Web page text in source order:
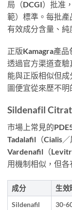
局（DCGI）批准
範）標準。每批
有效成分含量、純
正版Kamagra產
透過官方渠道查
能與正版相似但
圖便宜從來歷不明
Sildenafil
市場上常見的
Tadalafil（Cialis
Vardenafil（
用機制相似，但各
成分 生效
Sildenafil
30-